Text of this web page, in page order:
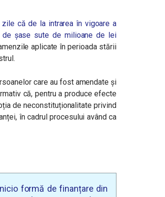
zile că de la intrarea în vigoare a
șase sute de milioane de lei
aplicate în perioada stării
care au fost amendate şi
că, pentru a produce efecte
de neconstituționalitate privind
în cadrul procesului având ca
formă de finanțare din